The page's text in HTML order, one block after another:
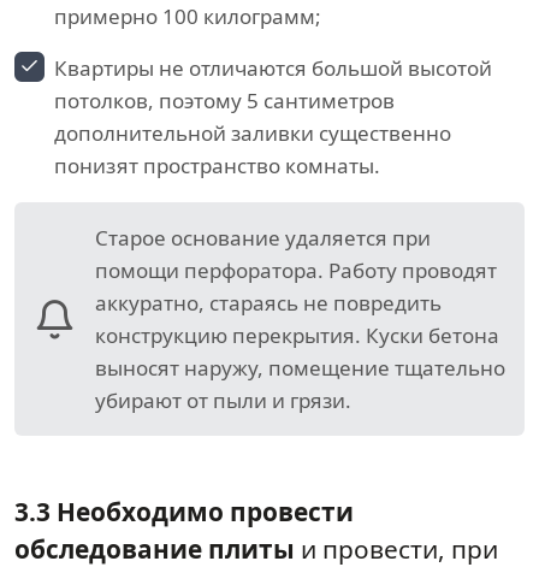
примерно 100 килограмм;
Квартиры не отличаются большой высотой
потолков, поэтому 5 сантиметров
дополнительной заливки существенно
понизят пространство комнаты.
Старое основание удаляется при
помощи перфоратора. Работу проводят
аккуратно, стараясь не повредить
конструкцию перекрытия. Куски бетона
выносят наружу, помещение тщательно
убирают от пыли и грязи.
3.3 Необходимо провести
обследование плиты и провести, при